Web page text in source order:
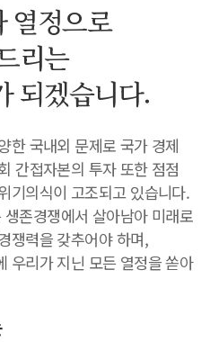
열정으로
리는
되겠습니다.
한 국내외 문제로 국가 경제
간접자본의 투자 또한 점점
기의식이 고조되고 있습니다.
존경쟁에서 살아남아 미래로
쟁력을 갖추어야 하며,
우리가 지닌 모든 열정을 쏟아